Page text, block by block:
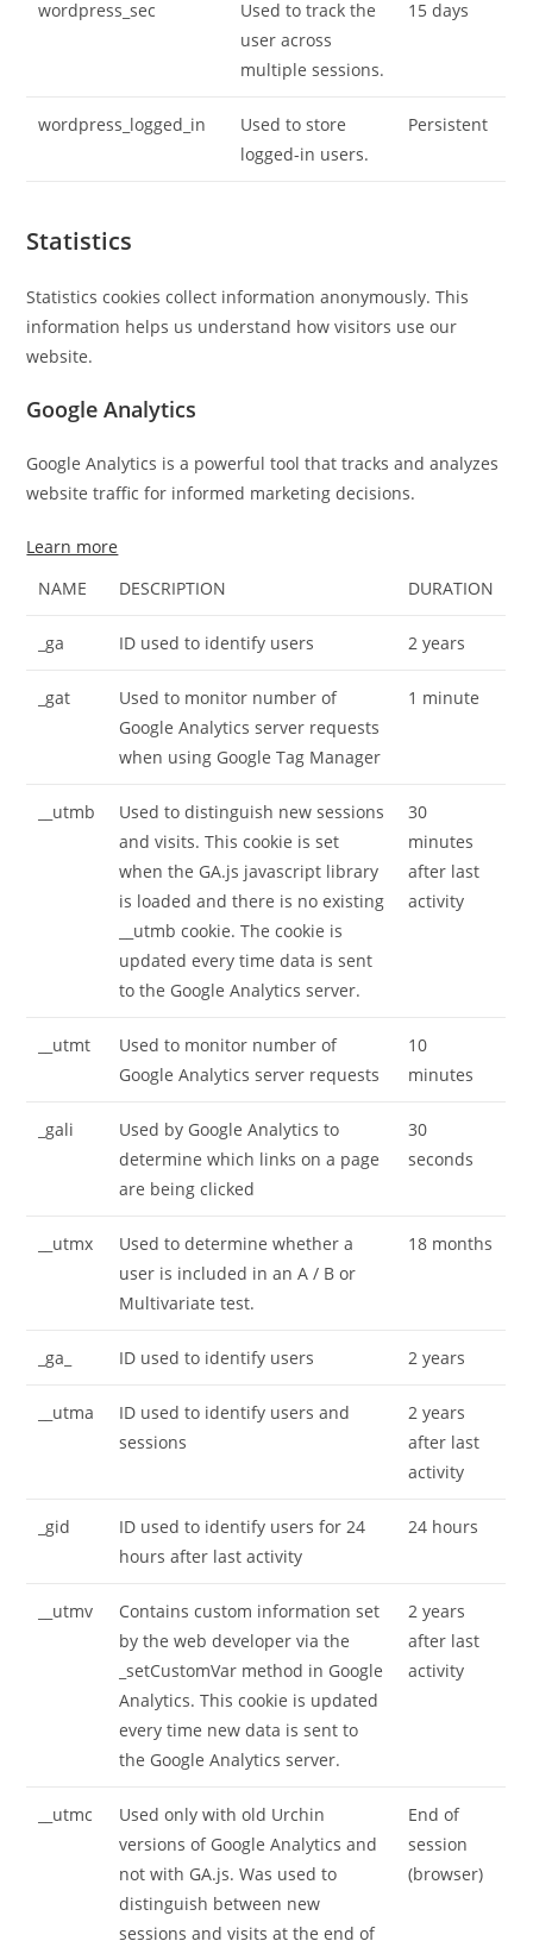
wordpress_sec
Used to track the
user across
multiple sessions.
15 days
wordpress_logged_in
Used to store
logged-in users.
Persistent
Statistics
Statistics cookies collect information anonymously. This
information helps us understand how visitors use our
website.
Google Analytics
Google Analytics is a powerful tool that tracks and analyzes
website traffic for informed marketing decisions.
Learn more
NAME
DESCRIPTION DURATION
_ga ID used to identify users 2 years
_gat
Used to monitor number of
Google Analytics server requests
when using Google Tag Manager
1 minute
__utmb
Used to distinguish new sessions
and visits. This cookie is set
when the GA.js javascript library
is loaded and there is no existing
__utmb cookie. The cookie is
updated every time data is sent
to the Google Analytics server.
30
minutes
after last
activity
__utmt
Used to monitor number of
Google Analytics server requests
10
minutes
_gali
Used by Google Analytics to
determine which links on a page
are being clicked
30
seconds
__utmx
Used to determine whether a
user is included in an A / B or
Multivariate test.
18 months
_ga_ ID used to identify users 2 years
__utma
ID used to identify users and
sessions
2 years
after last
activity
_gid
ID used to identify users for 24
hours after last activity
24 hours
__utmv
Contains custom information set
by the web developer via the
_setCustomVar method in Google
Analytics. This cookie is updated
every time new data is sent to
the Google Analytics server.
2 years
after last
activity
__utmc
Used only with old Urchin
versions of Google Analytics and
not with GA.js. Was used to
distinguish between new
sessions and visits at the end of
End of
session
(browser)